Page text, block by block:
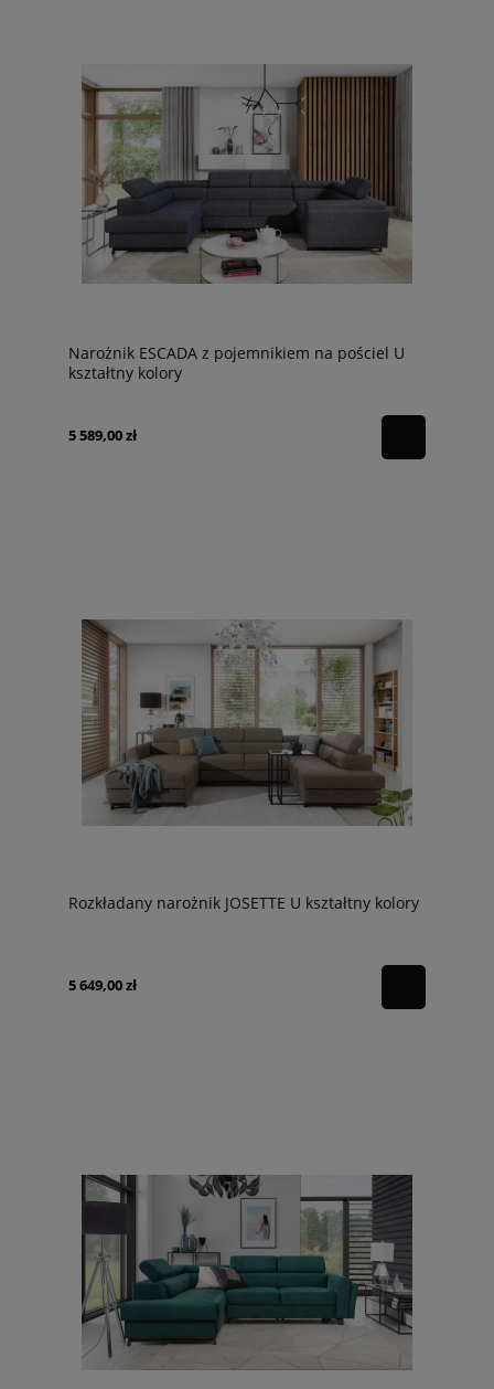
Narożnik ESCADA z pojemnikiem na pościel U
kształtny kolory
5 589,00 zł
Rozkładany narożnik JOSETTE U kształtny kolory
5 649,00 zł